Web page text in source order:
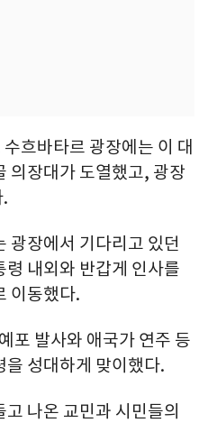
흐바타르 광장에는 이 대
의장대가 도열했고, 광장
광장에서 기다리고 있던
내외와 반갑게 인사를
이동했다.
포 발사와 애국가 연주 등
을 성대하게 맞이했다.
나온 교민과 시민들의